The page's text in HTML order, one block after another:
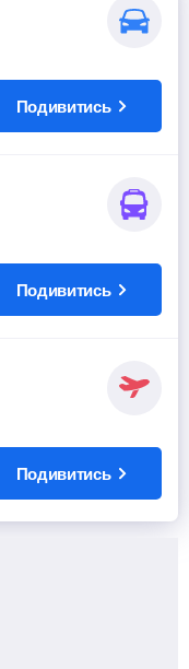
Подивитись
Подивитись
Подивитись